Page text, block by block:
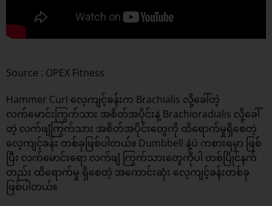
Source : OPEX Fitness
Hammer Curl လေ့ကျင့်ခန်းက Brachialis လို့ခေါ်တဲ့
လက်မောင်းကြွက်သား အစိတ်အပိုင်းနဲ့ Brachioradialis လို့ခေါ်
တဲ့ လက်ဖျံကြွက်သား အစိတ်အပိုင်းတွေကို ထိရောက်မှုရှိစေတဲ့
လေ့ကျင့်ခန်း တစ်ခုဖြစ်ပါတယ်။ Dumbbell နဲ့ပဲ ကစားရမှာ ဖြစ်
ပြီး လက်မောင်းရော လက်ဖျံ ကြွက်သားတွေကိုပါ တစ်ပြိုင်နက်
တည်း ထိရောက်မှု ရှိစေတဲ့ အကောင်းဆုံး လေ့ကျင့်ခန်းတစ်ခု
ဖြစ်ပါတယ်။